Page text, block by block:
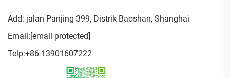
Add: jalan Panjing 399, Distrik Baoshan, Shanghai
Email:[email protected]
Telp:+86-13901607222